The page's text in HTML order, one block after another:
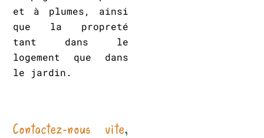
et à plumes, ainsi
que la propreté
tant dans le
logement que dans
le jardin.
Contactez-nous vite,